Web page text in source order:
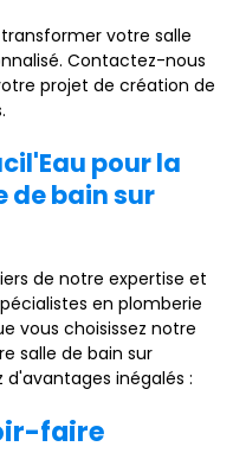
votre salle
Contactez-nous
projet de création de
pour la
de bain sur
de notre expertise et
en plomberie
vous choisissez notre
salle de bain sur
d'avantages inégalés :
faire